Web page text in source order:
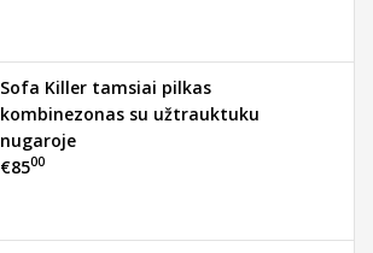
Sofa Killer tamsiai pilkas
kombinezonas su užtrauktuku
nugaroje
€8500